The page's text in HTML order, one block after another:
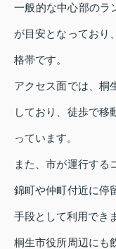
一般的な中心部のラ
が目安となっており
格帯です。
アクセス面では、桐
しており、徒歩で移
っています。
また、市が運行する
錦町や仲町付近に停
手段として利用でき
桐生市役所周辺にも